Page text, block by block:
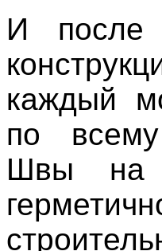
И после
каждый
по
Швы на